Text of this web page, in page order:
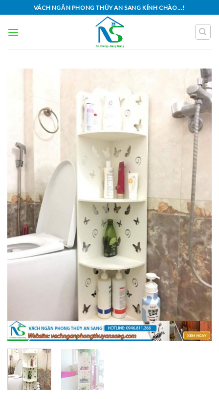
to
content
VÁCH NGĂN PHONG THỦY AN SANG KÍNH CHÀO...!